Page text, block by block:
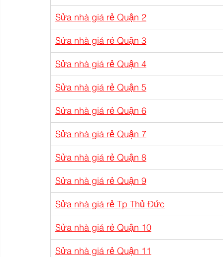
Sửa nhà giá rẻ Quận 2
Sửa nhà giá rẻ Quận 3
Sửa nhà giá rẻ Quận 4
Sửa nhà giá rẻ Quận 5
Sửa nhà giá rẻ Quận 6
Sửa nhà giá rẻ Quận 7
Sửa nhà giá rẻ Quận 8
Sửa nhà giá rẻ Quận 9
Sửa nhà giá rẻ Tp Thủ Đức
Sửa nhà giá rẻ Quận 10
Sửa nhà giá rẻ Quận 11